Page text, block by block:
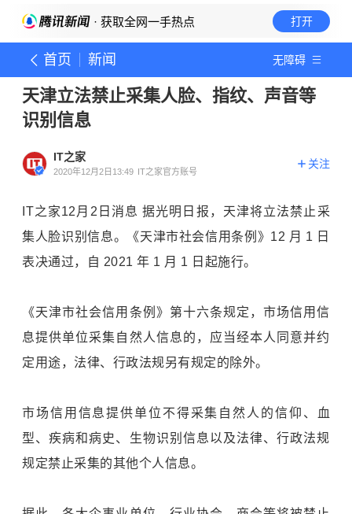
· 获取全网一手热点 打开
首页 新闻 无障碍
天津立法禁止采集人脸、指纹、声音等
识别信息
IT之家
2020年12月2日13:49 IT之家官方账号
关注
IT之家12月2日消息 据光明日报，天津将立法禁止采
集人脸识别信息。《天津市社会信用条例》12 月 1 日
表决通过，自 2021 年 1 月 1 日起施行。
《天津市社会信用条例》第十六条规定，市场信用信
息提供单位采集自然人信息的，应当经本人同意并约
定用途，法律、行政法规另有规定的除外。
市场信用信息提供单位不得采集自然人的信仰、血
型、疾病和病史、生物识别信息以及法律、行政法规
规定禁止采集的其他个人信息。